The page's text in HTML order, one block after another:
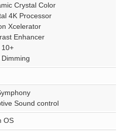
Crystal Color
4K Processor
Xcelerator
Enhancer
10+
Dimming
Sound control
OS